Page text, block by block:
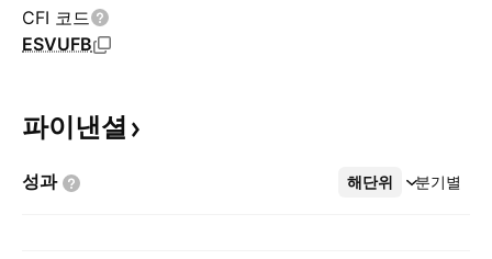
CFI 코드
ESVUFB
파이낸셜
성과 해단위 분기별
더보기